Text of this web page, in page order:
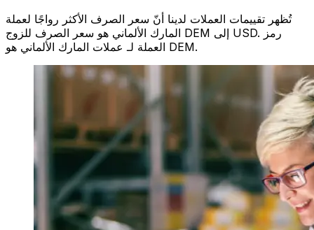
تُظهر تقييمات العملات لدينا أنّ سعر الصرف الأكثر رواجًا لعملة
المارك الألماني هو سعر الصرف للزوج DEM إلى USD. رمز
العملة لـ عملات المارك الألماني هو DEM.